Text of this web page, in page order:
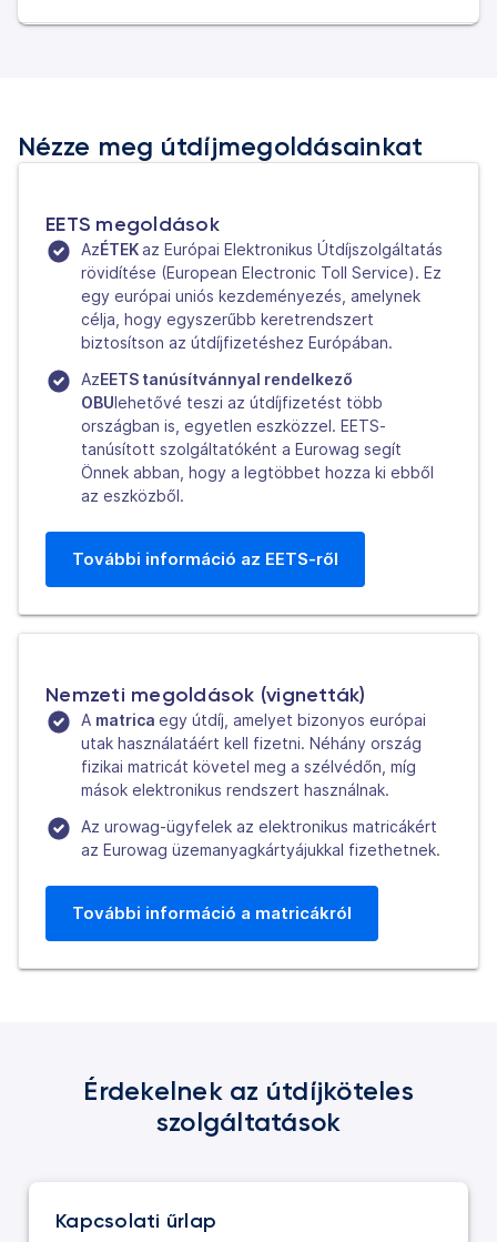
Nézze meg útdíjmegoldásainkat
EETS megoldások
AzÉTEKaz Európai Elektronikus Útdíjszolgáltatás
rövidítése (European Electronic Toll Service). Ez
egy európai uniós kezdeményezés, amelynek
célja, hogy egyszerűbb keretrendszert
biztosítson az útdíjfizetéshez Európában.
AzEETS tanúsítvánnyal rendelkező
OBUlehetővé teszi az útdíjfizetést több
országban is, egyetlen eszközzel. EETS-
tanúsított szolgáltatóként a Eurowag segít
Önnek abban, hogy a legtöbbet hozza ki ebből
az eszközből.
További információ az EETS-ről
Nemzeti megoldások (vignetták)
A matrica egy útdíj, amelyet bizonyos európai
utak használatáért kell fizetni. Néhány ország
fizikai matricát követel meg a szélvédőn, míg
mások elektronikus rendszert használnak.
Az urowag-ügyfelek az elektronikus matricákért
az Eurowag üzemanyagkártyájukkal fizethetnek.
További információ a matricákról
Érdekelnek az útdíjköteles
szolgáltatások
Kapcsolati űrlap